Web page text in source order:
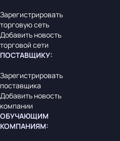
Зарегистрировать
торговую сеть
Добавить новость
торговой сети
ПОСТАВЩИКУ:
Зарегистрировать
поставщика
Добавить новость
компании
ОБУЧАЮЩИМ
КОМПАНИЯМ: